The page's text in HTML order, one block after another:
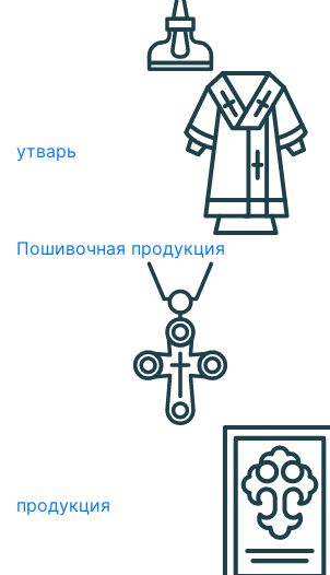
утварь
Пошивочная продукция
продукция